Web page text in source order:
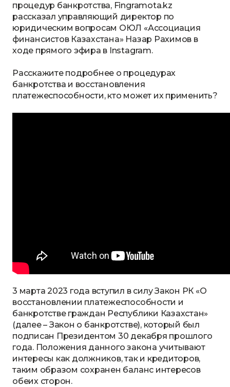
процедур банкротства, Fingramota.kz
рассказал управляющий директор по
юридическим вопросам ОЮЛ «Ассоциация
финансистов Казахстана» Назар Рахимов в
ходе прямого эфира в Instagram.
Расскажите подробнее о процедурах
банкротства и восстановления
платежеспособности, кто может их применить?
3 марта 2023 года вступил в силу Закон РК «О
восстановлении платежеспособности и
банкротстве граждан Республики Казахстан»
(далее – Закон о банкротстве), который был
подписан Президентом 30 декабря прошлого
года. Положения данного закона учитывают
интересы как должников, так и кредиторов,
таким образом сохранен баланс интересов
обеих сторон.